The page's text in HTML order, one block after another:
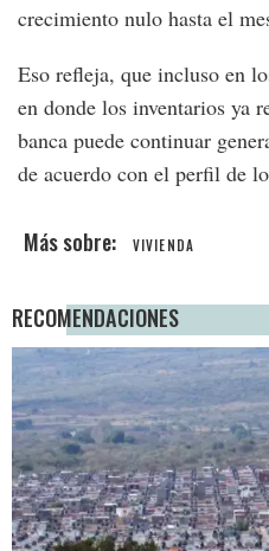
crecimiento nulo hasta el
Eso refleja, que incluso en
en donde los inventarios ya
banca puede continuar
de acuerdo con el perfil de
VIVIENDA
RECOMENDACIONES